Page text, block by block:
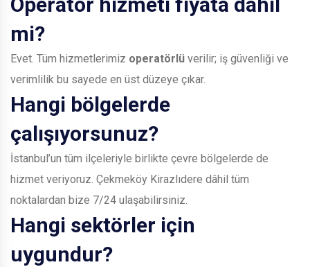
mi?
Evet. Tüm hizmetlerimiz operatörlü verilir; iş güvenliği ve
verimlilik bu sayede en üst düzeye çıkar.
Hangi bölgelerde
çalışıyorsunuz?
İstanbul’un tüm ilçeleriyle birlikte çevre bölgelerde de
hizmet veriyoruz. Çekmeköy Kirazlıdere dâhil tüm
noktalardan bize 7/24 ulaşabilirsiniz.
Hangi sektörler için
uygundur?